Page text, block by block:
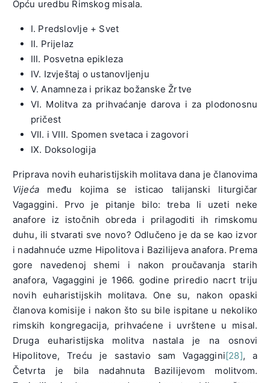
Opću uredbu Rimskog misala.
I. Predslovlje + Svet
II. Prijelaz
III. Posvetna epikleza
IV. Izvještaj o ustanovljenju
V. Anamneza i prikaz božanske Žrtve
VI. Molitva za prihvaćanje darova i za plodonosnu
pričest
VII. i VIII. Spomen svetaca i zagovori
IX. Doksologija
Priprava novih euharistijskih molitava dana je članovima
Vijeća među kojima se isticao talijanski liturgičar
Vagaggini. Prvo je pitanje bilo: treba li uzeti neke
anafore iz istočnih obreda i prilagoditi ih rimskomu
duhu, ili stvarati sve novo? Odlučeno je da se kao izvor
i nadahnuće uzme Hipolitova i Bazilijeva anafora. Prema
gore navedenoj shemi i nakon proučavanja starih
anafora, Vagaggini je 1966. godine priredio nacrt triju
novih euharistijskih molitava. One su, nakon opaski
članova komisije i nakon što su bile ispitane u nekoliko
rimskih kongregacija, prihvaćene i uvrštene u misal.
Druga euharistijska molitva nastala je na osnovi
Hipolitove, Treću je sastavio sam Vagaggini[28], a
Četvrta je bila nadahnuta Bazilijevom molitvom.